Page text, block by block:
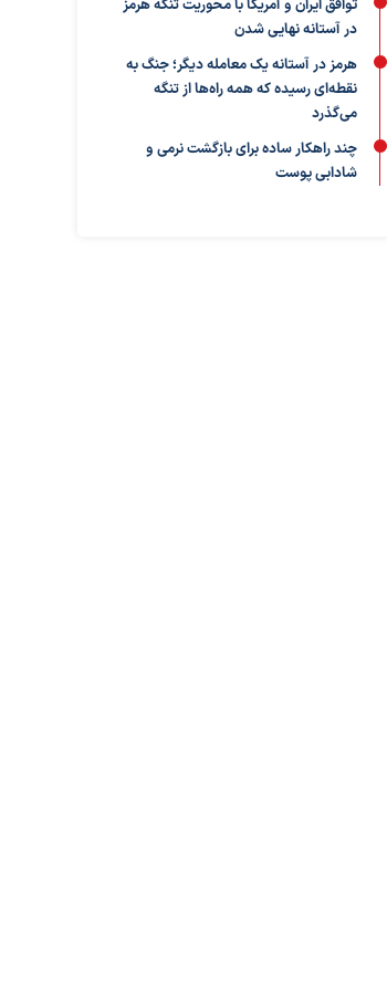
توافق ایران و آمریکا با محوریت تنگه هرمز
در آستانه نهایی شدن
هرمز در آستانه یک معامله دیگر؛ جنگ به
نقطه‌ای رسیده که همه راه‌ها از تنگه
می‌گذرد
چند راهکار ساده برای بازگشت نرمی و
شادابی پوست